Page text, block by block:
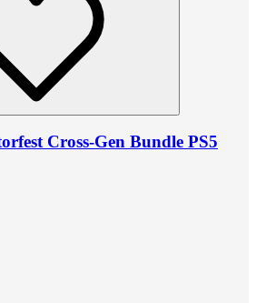
Cross-Gen Bundle PS5